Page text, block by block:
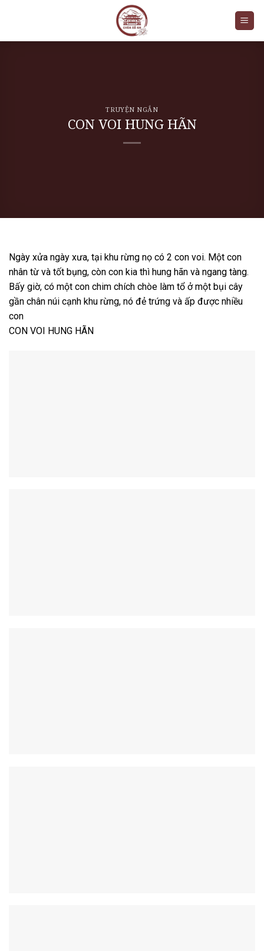
TRUYỆN NGẮN
CON VOI HUNG HÃN
Ngày xửa ngày xưa, tại khu rừng nọ có 2 con voi. Một con
nhân từ và tốt bụng, còn con kia thì hung hãn và ngang tàng.
Bấy giờ, có một con chim chích chòe làm tổ ở một bụi cây
gần chân núi cạnh khu rừng, nó đẻ trứng và ấp được nhiều
con
CON VOI HUNG HÃN